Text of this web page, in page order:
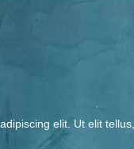
elit. Ut elit